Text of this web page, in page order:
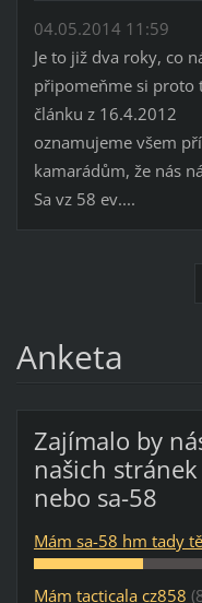
04.05.2014 11:59
Je to již dva roky, co
připomeňme si
článku z 16.4.2012
oznamujeme všem
kamarádům, že nás
Sa vz 58 ev....
Anketa
Zajímalo by
našich
nebo sa-58
Mám sa-58 hm tady
Mám tacticala cz858